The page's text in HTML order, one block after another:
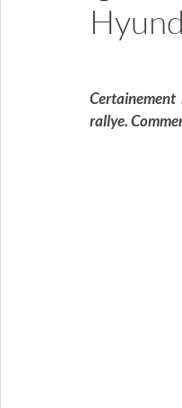
Malaisie
rallye.